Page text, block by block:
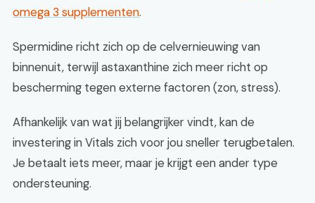
omega 3 supplementen.
Spermidine richt zich op de celvernieuwing van
binnenuit, terwijl astaxanthine zich meer richt op
bescherming tegen externe factoren (zon, stress).
Afhankelijk van wat jij belangrijker vindt, kan de
investering in Vitals zich voor jou sneller terugbetalen.
Je betaalt iets meer, maar je krijgt een ander type
ondersteuning.